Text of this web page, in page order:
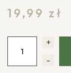
19,99 zł
+
-